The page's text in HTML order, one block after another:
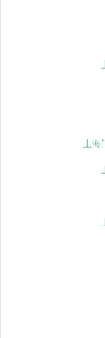
上海